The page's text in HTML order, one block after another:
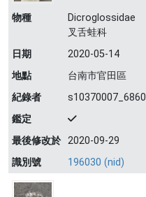
物種
Dicroglossidae
叉舌蛙科
日期
2020-05-14
地點
台南市官田區
紀錄者
s10370007_6860
鑑定
最後修改於 2020-09-29
識別號
196030 (nid)